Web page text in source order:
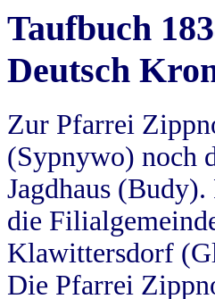
Taufbuch
Deutsch
Zur Pfarrei
(Sypnywo) noch
Jagdhaus
die
Klawittersdorf
Die Pfarrei